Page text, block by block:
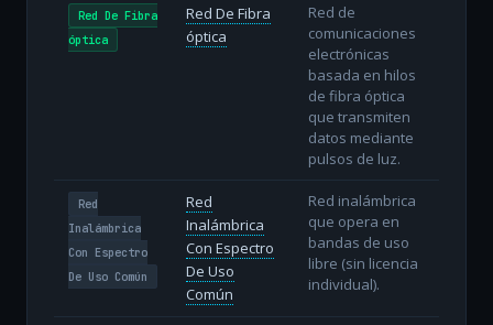
Red De Fibra
óptica
Red De Fibra
óptica
Red de
comunicaciones
electrónicas
basada en hilos
de fibra óptica
que transmiten
datos mediante
pulsos de luz.
Red
Inalámbrica
Con Espectro
De Uso Común
Red
Inalámbrica
Con Espectro
De Uso
Común
Red inalámbrica
que opera en
bandas de uso
libre (sin licencia
individual).